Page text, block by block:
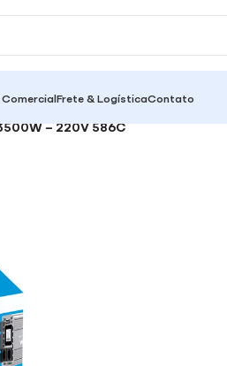
Frete & LogísticaContato
– 220V 586C